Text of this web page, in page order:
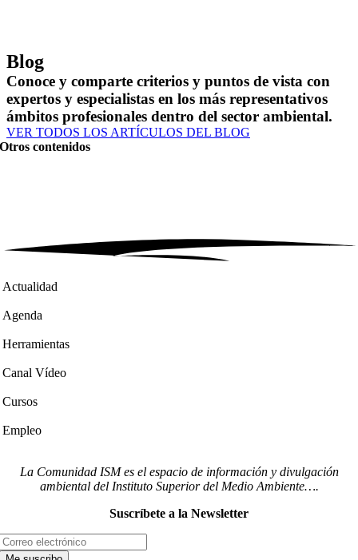
Blog
Conoce y comparte criterios y puntos de vista con
expertos y especialistas en los más representativos
ámbitos profesionales dentro del sector ambiental.
VER TODOS LOS ARTÍCULOS DEL BLOG
Otros contenidos
Actualidad
Agenda
Herramientas
Canal Vídeo
Cursos
Empleo
La Comunidad ISM es el espacio de información y divulgación
ambiental del Instituto Superior del Medio Ambiente….
Suscríbete a la Newsletter